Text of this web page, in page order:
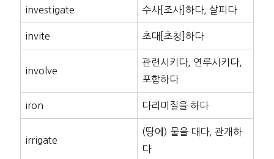
investigate 수사[조사]하다, 살피다
invite 초대[초청]하다
involve
관련시키다, 연루시키다,
포함하다
iron 다리미질을 하다
irrigate
(땅에) 물을 대다, 관개하
다